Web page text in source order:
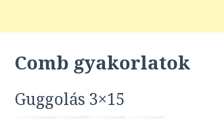
Comb gyakorlatok
Guggolás 3×15